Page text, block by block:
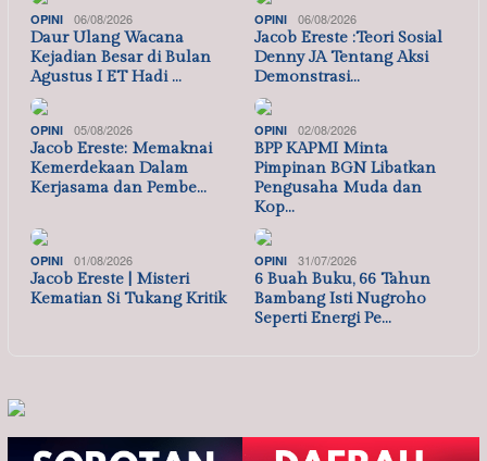
OPINI 06/08/2026
Daur Ulang Wacana
Kejadian Besar di Bulan
Agustus I ET Hadi …
OPINI 06/08/2026
Jacob Ereste :Teori Sosial
Denny JA Tentang Aksi
Demonstrasi…
OPINI 05/08/2026
Jacob Ereste: Memaknai
Kemerdekaan Dalam
Kerjasama dan Pembe…
OPINI 02/08/2026
BPP KAPMI Minta
Pimpinan BGN Libatkan
Pengusaha Muda dan
Kop…
OPINI 01/08/2026
Jacob Ereste | Misteri
Kematian Si Tukang Kritik
OPINI 31/07/2026
6 Buah Buku, 66 Tahun
Bambang Isti Nugroho
Seperti Energi Pe…